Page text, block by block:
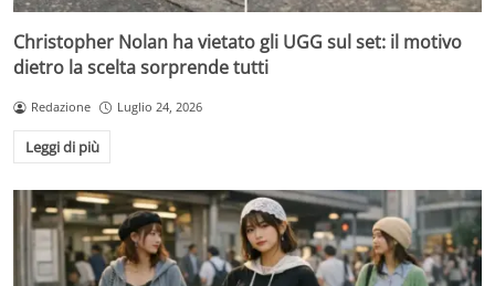
Christopher Nolan ha vietato gli UGG sul set: il motivo
dietro la scelta sorprende tutti
Redazione Luglio 24, 2026
Leggi di più